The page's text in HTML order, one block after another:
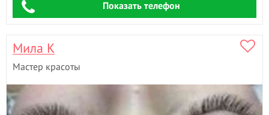
Показать телефон
Мила К
Мастер красоты